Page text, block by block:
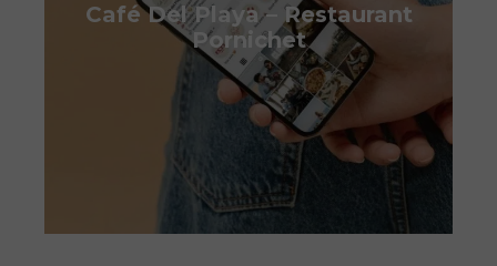
Café Del Playa – Restaurant
Pornichet